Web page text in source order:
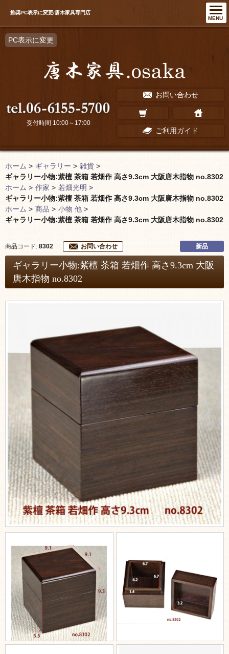
MENU
推奨PC表示に変更/唐木家具専門店
PC表示に変更
お問い合わせ
ご利用ガイド
受付時間 10:00～17:00
ホーム > ギャラリー > 雑貨 >
ギャラリー小物:紫檀 茶箱 若畑作 高さ9.3cm 大阪唐木指物 no.8302
ホーム > 作家 > 若畑光明 >
ギャラリー小物:紫檀 茶箱 若畑作 高さ9.3cm 大阪唐木指物 no.8302
ホーム > 商品 > 小物 他 >
ギャラリー小物:紫檀 茶箱 若畑作 高さ9.3cm 大阪唐木指物 no.8302
商品コード: 8302 お問い合わせ 新品
ギャラリー小物:紫檀 茶箱 若畑作 高さ9.3cm 大阪
唐木指物 no.8302